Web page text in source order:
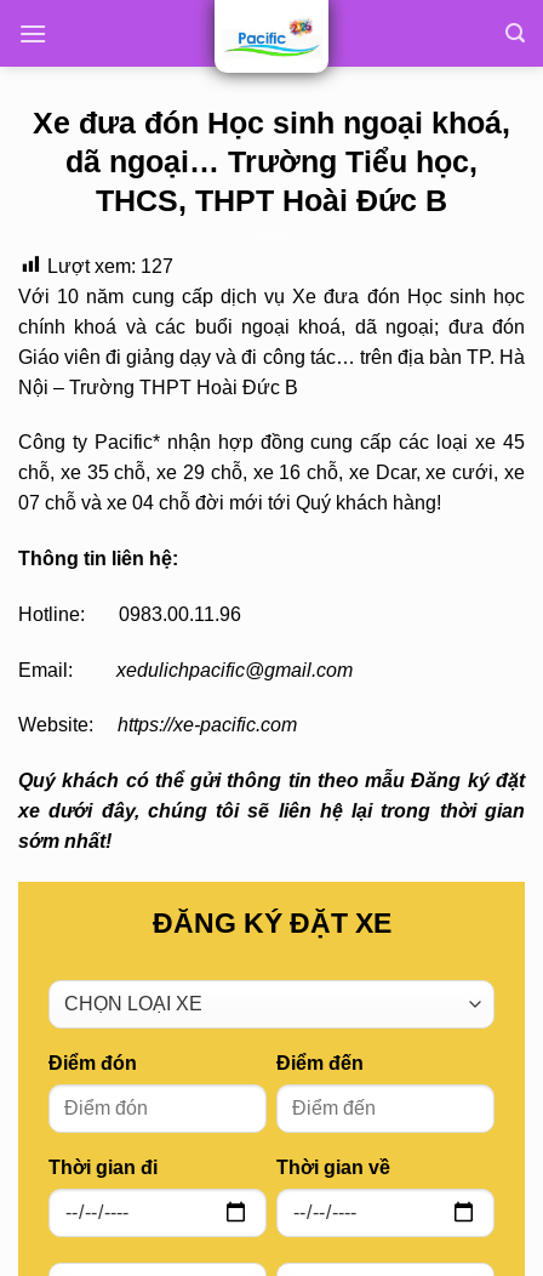
Xe đưa đón Học sinh ngoại khoá,
dã ngoại… Trường Tiểu học,
THCS, THPT Hoài Đức B
Lượt xem: 127
Với 10 năm cung cấp dịch vụ Xe đưa đón Học sinh học
chính khoá và các buổi ngoại khoá, dã ngoại; đưa đón
Giáo viên đi giảng dạy và đi công tác… trên địa bàn TP. Hà
Nội – Trường THPT Hoài Đức B
Công ty Pacific* nhận hợp đồng cung cấp các loại xe 45
chỗ, xe 35 chỗ, xe 29 chỗ, xe 16 chỗ, xe Dcar, xe cưới, xe
07 chỗ và xe 04 chỗ đời mới tới Quý khách hàng!
Thông tin liên hệ:
Hotline: 0983.00.11.96
Email: xedulichpacific@gmail.com
Website: https://xe-pacific.com
Quý khách có thể gửi thông tin theo mẫu Đăng ký đặt
xe dưới đây, chúng tôi sẽ liên hệ lại trong thời gian
sớm nhất!
ĐĂNG KÝ ĐẶT XE
Điểm đón
Thời gian đi
Điểm đến
Thời gian về